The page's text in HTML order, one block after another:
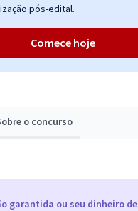
o concurso
garantida ou seu dinheiro
pós-edital.
Comece hoje